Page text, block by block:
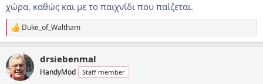
χώρα, καθώς και με το παιχνίδι που παίζεται.
R
e
c
t
i
Duke_of_Waltham
drsiebenmal
HandyMod Staff member